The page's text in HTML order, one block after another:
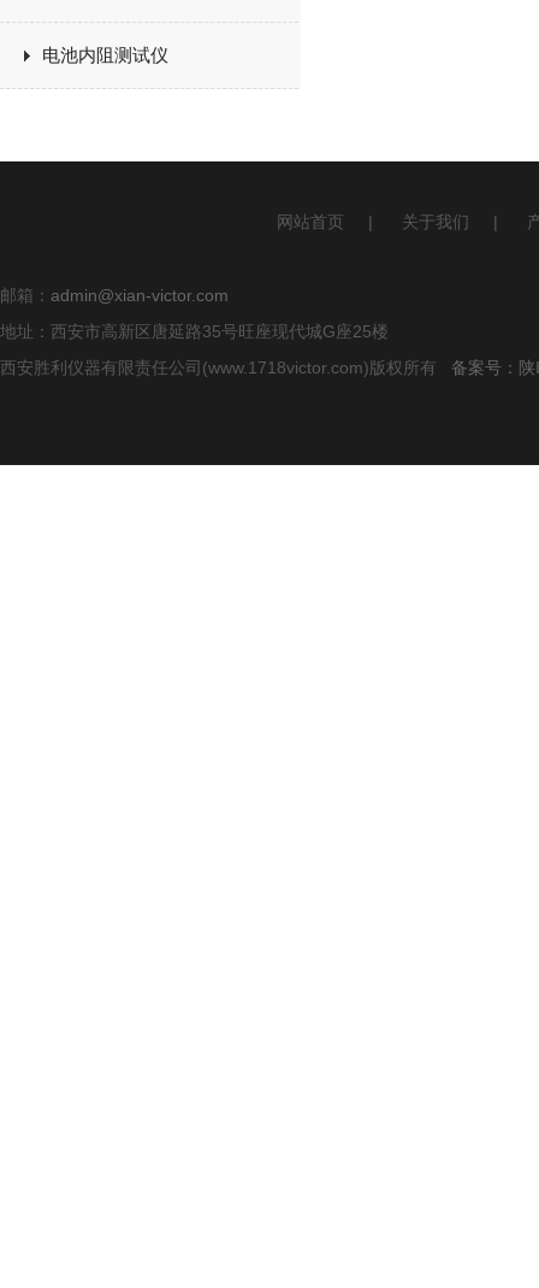
电池内阻测试仪
网站首页 | 关于我们 |
邮箱： admin@xian-victor.com
地址：西安市高新区唐延路35号旺座现代城G座25楼
西安胜利仪器有限责任公司(www.1718victor.com)版权所有 备案号：